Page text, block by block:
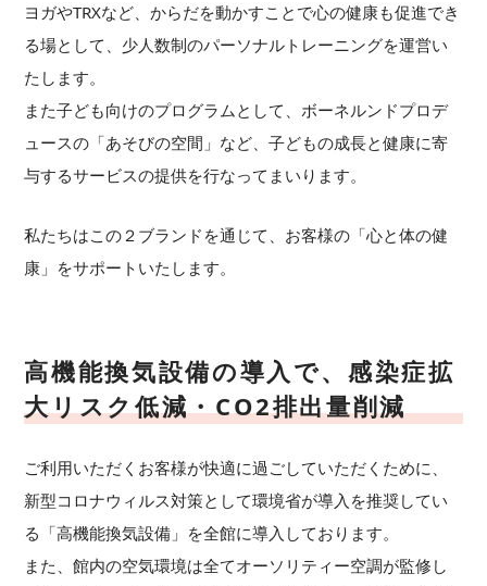
ヨガやTRXなど、からだを動かすことで心の健康も促進でき
る場として、少人数制のパーソナルトレーニングを運営い
たします。
また子ども向けのプログラムとして、ボーネルンドプロデ
ュースの「あそびの空間」など、子どもの成長と健康に寄
与するサービスの提供を行なってまいります。
私たちはこの２ブランドを通じて、お客様の「⼼と体の健
康」をサポートいたします。
高機能換気設備の導入で、感染症拡
大リスク低減・CO2排出量削減
ご利用いただくお客様が快適に過ごしていただくために、
新型コロナウィルス対策として環境省が導入を推奨してい
る「高機能換気設備」を全館に導入しております。
また、館内の空気環境は全てオーソリティー空調が監修し